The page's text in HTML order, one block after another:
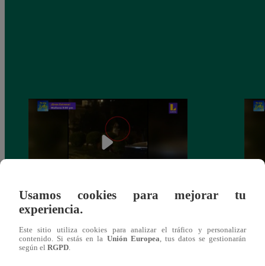
Sofía Franco ocasiona triple choque en
Usamos cookies para mejorar tu
experiencia.
Este sitio utiliza cookies para analizar el tráfico y personalizar
contenido. Si estás en la Unión Europea, tus datos se gestionarán
según el RGPD.